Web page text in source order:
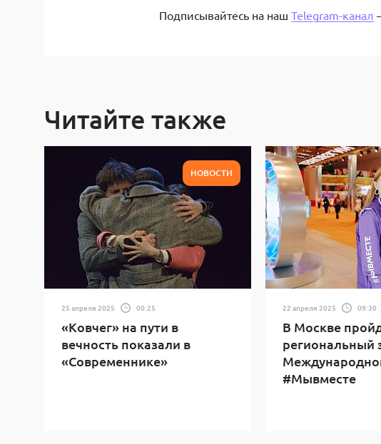
Подписывайтесь на наш Telegram-канал
Читайте также
НОВОСТИ
25 апреля 2025 00:25
«Ковчег» на пути в
вечность показали в
«Современнике»
22 апреля 2025 09:30
В Москве
региональный
#Мывместе